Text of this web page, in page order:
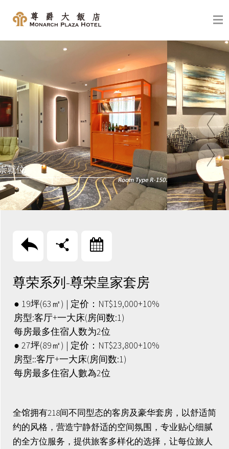
回上頁 分享 訂房
尊荣系列-尊荣皇家套房
● 19坪(63㎡) | 定价：NT$19,000+10%
房型:客厅+一大床(房间数:1)
每房最多住宿人数为2位
● 27坪(89㎡) | 定价：NT$23,800+10%
房型::客厅+一大床(房间数:1)
每房最多住宿人數為2位
全馆拥有218间不同型态的客房及豪华套房，以舒适简
约的风格，营造宁静舒适的空间氛围，专业贴心细腻
的全方位服务，提供旅客多样化的选择，让每位旅人